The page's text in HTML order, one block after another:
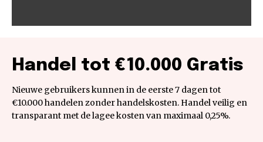
Handel tot €10.000 Gratis
Nieuwe gebruikers kunnen in de eerste 7 dagen tot
€10.000 handelen zonder handelskosten. Handel veilig en
transparant met de lagee kosten van maximaal 0,25%.